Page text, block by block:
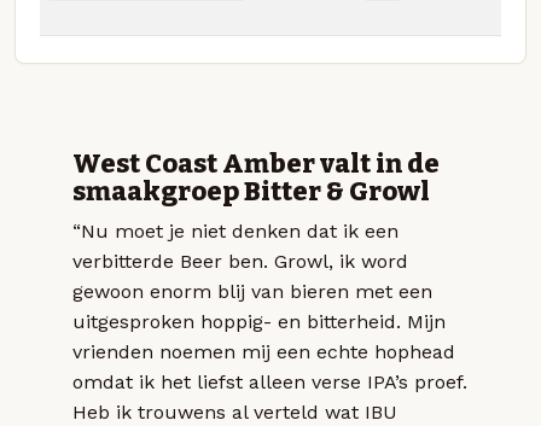
West Coast Amber valt in de
smaakgroep Bitter & Growl
“Nu moet je niet denken dat ik een
verbitterde Beer ben. Growl, ik word
gewoon enorm blij van bieren met een
uitgesproken hoppig- en bitterheid. Mijn
vrienden noemen mij een echte hophead
omdat ik het liefst alleen verse IPA’s proef.
Heb ik trouwens al verteld wat IBU